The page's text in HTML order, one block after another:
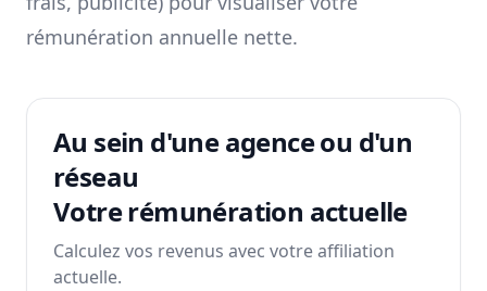
rémunération annuelle nette.
Au sein d'une agence ou d'un
réseau
Votre rémunération actuelle
Calculez vos revenus avec votre affiliation
actuelle.